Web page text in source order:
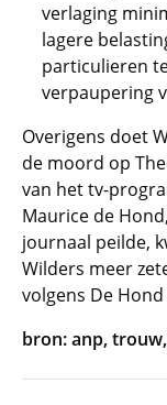
verlaging
lagere
particulieren
verpaupering
Overigens doet
de moord op
van het tv-
Maurice de
journaal peilde,
Wilders meer
volgens De
bron: anp,